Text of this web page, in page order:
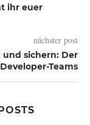
ihr euer
nächster post
sichern: Der
Teams